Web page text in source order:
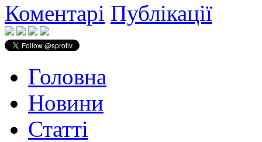
Коментарі Публікації
Головна
Новини
Статті